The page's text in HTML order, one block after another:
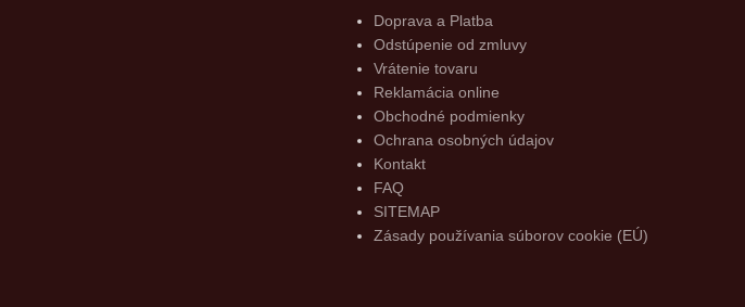
Doprava a Platba
Odstúpenie od zmluvy
Vrátenie tovaru
Reklamácia online
Obchodné podmienky
Ochrana osobných údajov
Kontakt
FAQ
SITEMAP
Zásady používania súborov cookie (EÚ)